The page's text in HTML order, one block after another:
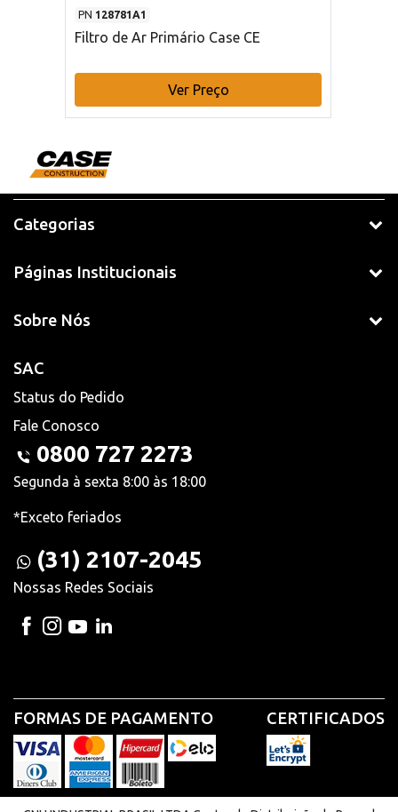
PN 128781A1
Filtro de Ar Primário Case CE
Ver Preço
Categorias
Páginas Institucionais
Sobre Nós
SAC
Status do Pedido
Fale Conosco
0800 727 2273
Segunda à sexta 8:00 às 18:00
*Exceto feriados
(31) 2107-2045
Nossas Redes Sociais
FORMAS DE PAGAMENTO CERTIFICADOS